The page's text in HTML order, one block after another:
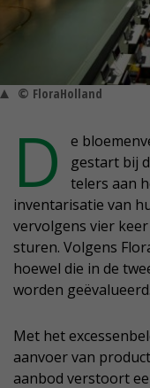
© FloraHolland
D
e
gestart bij
telers aan
inventarisatie van
vervolgens vier
sturen. Volgens
hoewel die in de
worden geëvalueerd.
Met het
aanvoer van
aanbod verstoort